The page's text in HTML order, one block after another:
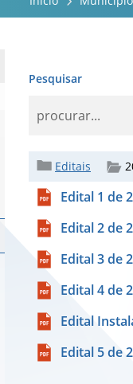
Pesquisar
Editais
Edital 1 de
Edital 2 de
Edital 3 de
Edital 4 de
Edital
Edital 5 de